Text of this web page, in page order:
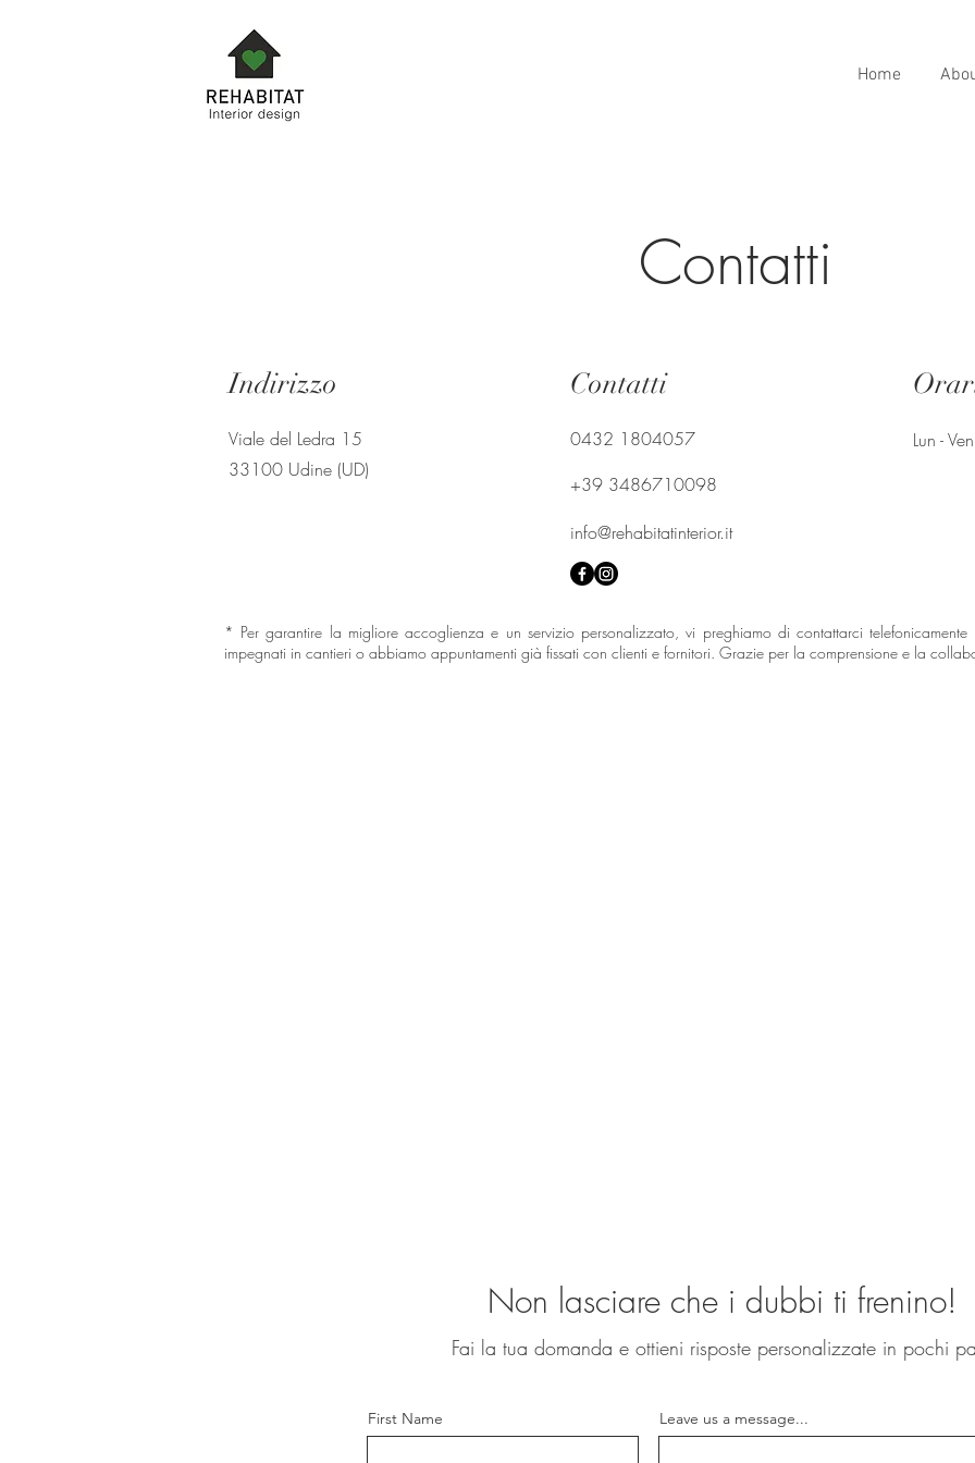
Home
Contatti
Indirizzo
Viale del Ledra 15
33100 Udine (UD)
Contatti
0432 1804057
+39 3486710098
Lun - Ven
info@rehabitatinterior.it
* Per garantire la migliore accoglienza e un servizio personalizzato, vi preghiamo di contattarci
impegnati in cantieri o abbiamo appuntamenti già fissati con clienti e fornitori. Grazie per la comprensione e la
Non lasciare che i dubbi ti frenino!
Fai la tua domanda e ottieni risposte personalizzate in pochi
First Name Leave us a message...